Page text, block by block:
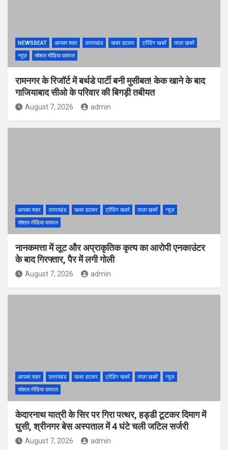
NEWSBEAT आपका शहर उत्तराखंड खबर हटकर ट्रेंडिंग खबरें
ताज़ा ख़बरें
न्यूज़
सोशल मीडिया वायरल
रामनगर के रिजॉर्ट में बर्थडे पार्टी बनी मुसीबत! केक खाने के बाद
गाजियाबाद सीओ के परिवार की बिगड़ी तबीयत
August 7, 2026 admin
आपका शहर उत्तराखंड खबर हटकर ट्रेंडिंग खबरें ताज़ा ख़बरें
न्यूज़
सोशल मीडिया वायरल
नानकमत्ता में लूट और अप्राकृतिक कृत्य का आरोपी एनकाउंटर
के बाद गिरफ्तार, पैर में लगी गोली
August 7, 2026 admin
आपका शहर उत्तराखंड खबर हटकर ट्रेंडिंग खबरें ताज़ा ख़बरें
न्यूज़
सोशल मीडिया वायरल
केदारनाथ यात्री के सिर पर गिरा पत्थर, हड्डी टूटकर दिमाग में
घुसी, श्रीनगर बेस अस्पताल में 4 घंटे चली जटिल सर्जरी
August 7, 2026 admin